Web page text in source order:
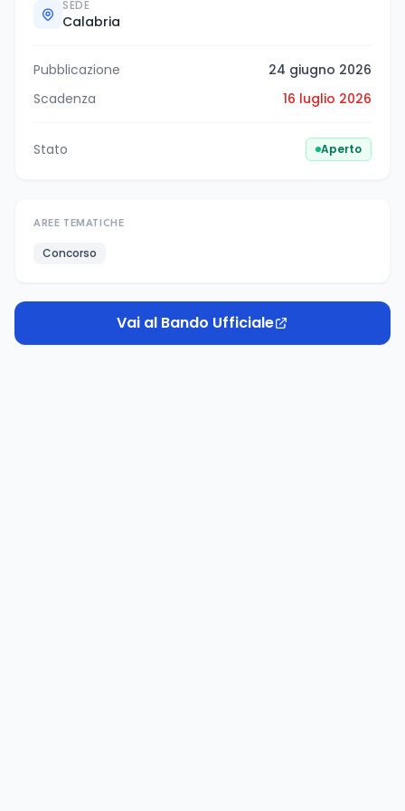
SEDE
Calabria
Pubblicazione
24 giugno 2026
Scadenza
16 luglio 2026
Stato Aperto
AREE TEMATICHE
Concorso
Vai al Bando Ufficiale